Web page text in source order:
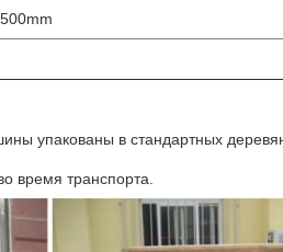
упакованы в стандартных
время транспорта.